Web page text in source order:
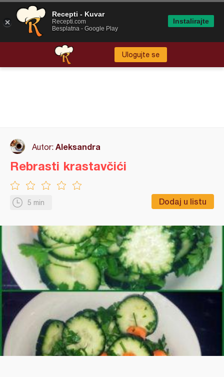
Ulogujte se
Autor: Aleksandra
5 min Dodaj u listu
Rebrasti krastavčići
Recepti - Kuvar
Recepti.com
Besplatna - Google Play
Instalirajte